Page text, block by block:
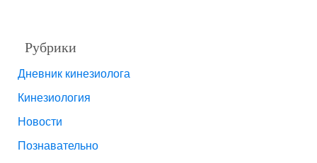
Рубрики
Дневник кинезиолога
Кинезиология
Новости
Познавательно